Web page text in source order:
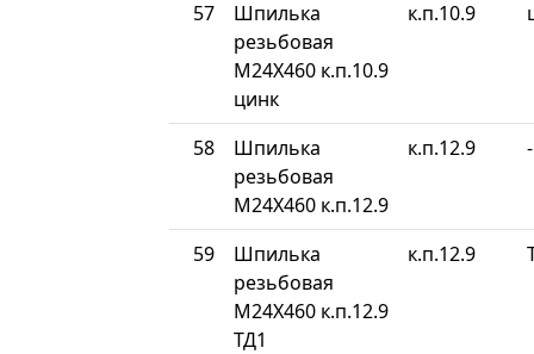
57
Шпилька
резьбовая
М24Х460 к.п.10.9
цинк
к.п.10.9
58
Шпилька
резьбовая
М24Х460 к.п.12.9
к.п.12.9 -
59
Шпилька
резьбовая
М24Х460 к.п.12.9
ТД1
к.п.12.9